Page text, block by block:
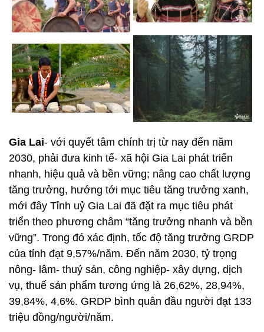
Gia Lai- với quyết tâm chính trị từ nay đến năm
2030, phải đưa kinh tế- xã hội Gia Lai phát triển
nhanh, hiệu quả và bền vững; nâng cao chất lượng
tăng trưởng, hướng tới mục tiêu tăng trưởng xanh,
mới đây Tỉnh uỷ Gia Lai đã đặt ra mục tiêu phát
triển theo phương châm “tăng trưởng nhanh và bền
vững”. Trong đó xác định, tốc độ tăng trưởng GRDP
của tỉnh đạt 9,57%/năm. Đến năm 2030, tỷ trọng
nông- lâm- thuỷ sản, công nghiệp- xây dựng, dịch
vụ, thuế sản phẩm tương ứng là 26,62%, 28,94%,
39,84%, 4,6%. GRDP bình quân đầu người đạt 133
triệu đồng/người/năm.